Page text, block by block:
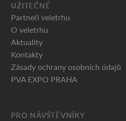
UŽITEČNÉ
Partneři veletrhu
O veletrhu
Aktuality
Kontakty
Zásady ochrany osobních údajů
PVA EXPO PRAHA
PRO NÁVŠTĚVNÍKY